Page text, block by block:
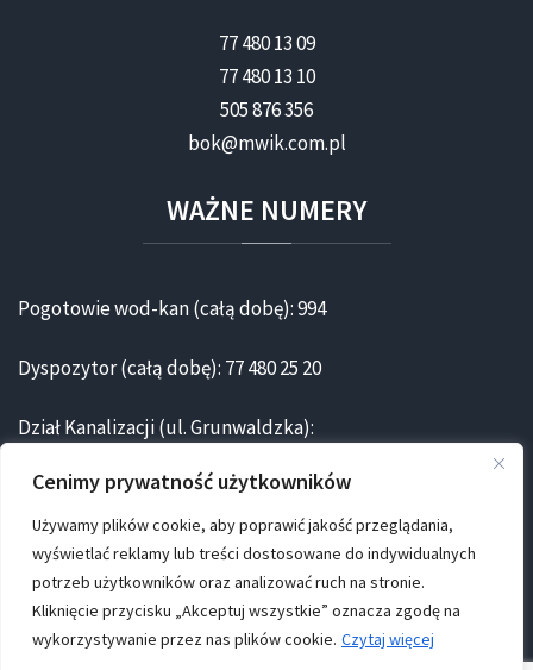
Cenimy prywatność użytkowników
Używamy plików cookie, aby poprawić jakość przeglądania,
wyświetlać reklamy lub treści dostosowane do indywidualnych
potrzeb użytkowników oraz analizować ruch na stronie.
Kliknięcie przycisku „Akceptuj wszystkie” oznacza zgodę na
wykorzystywanie przez nas plików cookie. Czytaj więcej
77 480 13 09
77 480 13 10
505 876 356
bok@mwik.com.pl
WAŻNE NUMERY
Pogotowie wod-kan (całą dobę): 994
Dyspozytor (całą dobę): 77 480 25 20
Dział Kanalizacji (ul. Grunwaldzka):
Oczyszczalnia ścieków (ul. Gliwicka): 77 480 25 30